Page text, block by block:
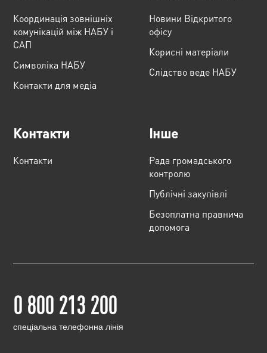
Координація зовнішніх
комунікацій між НАБУ і
САП
Cимволіка НАБУ
Контакти для медіа
Новини Відкритого
офісу
Корисні матеріали
Слідство веде НАБУ
Контакти
Контакти
Інше
Рада громадського
контролю
Публічні закупівлі
Безоплатна правнича
допомога
0 800 213 200
cпеціальна телефонна лінія